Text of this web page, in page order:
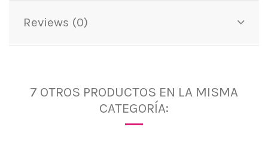
Reviews (0)
7 OTROS PRODUCTOS EN LA MISMA
CATEGORÍA: